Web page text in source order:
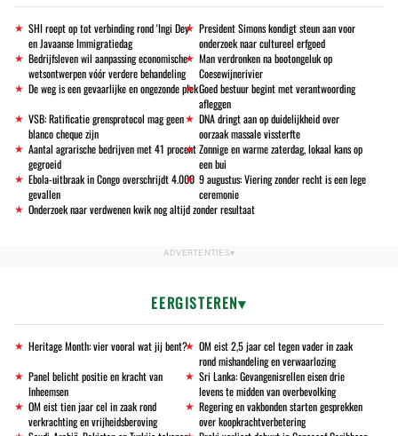
SHI roept op tot verbinding rond 'Ingi Dey'
en Javaanse Immigratiedag
President Simons kondigt steun aan voor
onderzoek naar cultureel erfgoed
Bedrijfsleven wil aanpassing economische
wetsontwerpen vóór verdere behandeling
Man verdronken na bootongeluk op
Coesewijnerivier
De weg is een gevaarlijke en ongezonde plekGoed bestuur begint met verantwoording
afleggen
VSB: Ratificatie grensprotocol mag geen
blanco cheque zijn
DNA dringt aan op duidelijkheid over
oorzaak massale vissterfte
Aantal agrarische bedrijven met 41 procent
gegroeid
Zonnige en warme zaterdag, lokaal kans op
een bui
Ebola-uitbraak in Congo overschrijdt 4.000
gevallen
9 augustus: Viering zonder recht is een lege
ceremonie
Onderzoek naar verdwenen kwik nog altijd zonder resultaat
EERGISTEREN
Heritage Month: vier vooral wat jij bent?
OM eist 2,5 jaar cel tegen vader in zaak
rond mishandeling en verwaarlozing
Panel belicht positie en kracht van
Inheemsen
Sri Lanka: Gevangenisrellen eisen drie
levens te midden van overbevolking
OM eist tien jaar cel in zaak rond
verkrachting en vrijheidsberoving
Regering en vakbonden starten gesprekken
over koopkrachtverbetering